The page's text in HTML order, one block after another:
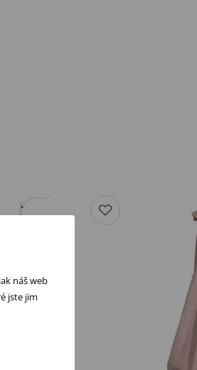
náš web
jste jim